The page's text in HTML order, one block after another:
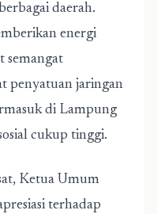
daerah.
energi
semangat
penyatuan jaringan
di Lampung
cukup tinggi.
Ketua Umum
terhadap